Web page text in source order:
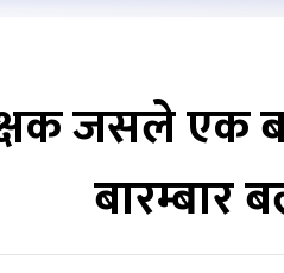
जसले एक
बारम्बार